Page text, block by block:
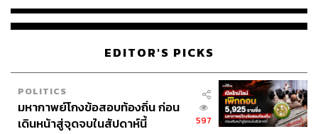
มลพิษทางอากาศ
ประชาชน
Key Messages
การฟ้องร้อง
EDITOR'S PICKS
POLITICS
มหากาพย์โกงข้อสอบท้องถิ่น ก่อน
เดินหน้าสู่จุดจบในสัปดาห์นี้
597